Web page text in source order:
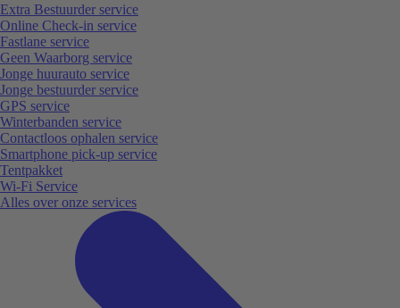
Extra Bestuurder service
Online Check-in service
Fastlane service
Geen Waarborg service
Jonge huurauto service
Jonge bestuurder service
GPS service
Winterbanden service
Contactloos ophalen service
Smartphone pick-up service
Tentpakket
Wi-Fi Service
Alles over onze services